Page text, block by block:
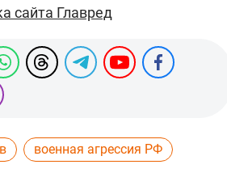
сайта Главред
военная агрессия РФ